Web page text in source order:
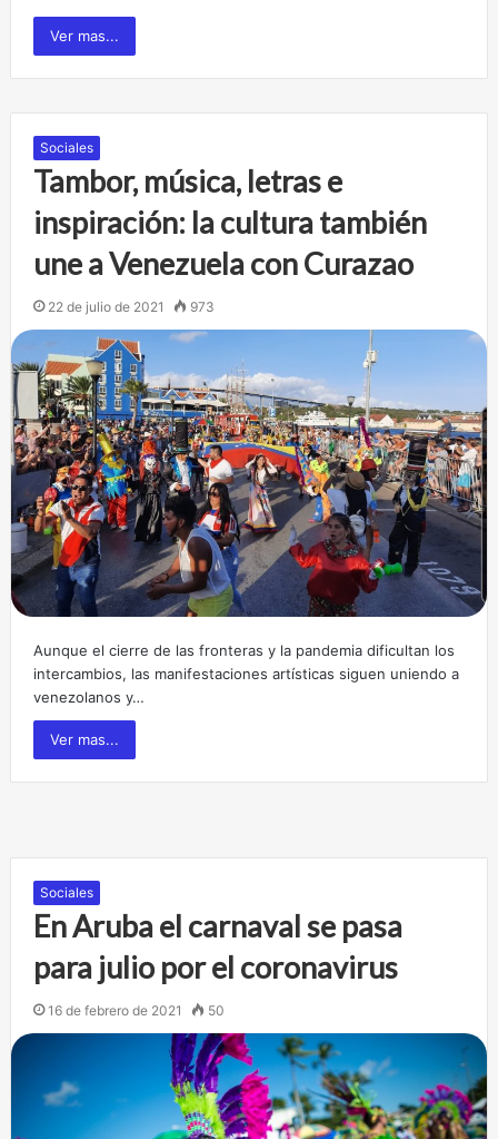
Ver mas...
Sociales
Tambor, música, letras e
inspiración: la cultura también
une a Venezuela con Curazao
22 de julio de 2021 973
Aunque el cierre de las fronteras y la pandemia dificultan los
intercambios, las manifestaciones artísticas siguen uniendo a
venezolanos y…
Ver mas...
Sociales
En Aruba el carnaval se pasa
para julio por el coronavirus
16 de febrero de 2021 50